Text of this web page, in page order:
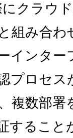
クラウ
組み合
インタ
プロセ
複数部
すること